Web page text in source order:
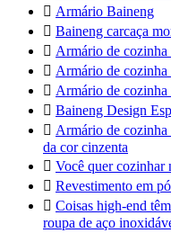
 Armário Baineng
 Baineng carcaça
 Armário de
 Armário de
 Armário de cozinha
 Baineng Design
 Armário de cozinha
da cor cinzenta
 Você quer cozinhar
 Revestimento em
 Coisas high-end
roupa de aço